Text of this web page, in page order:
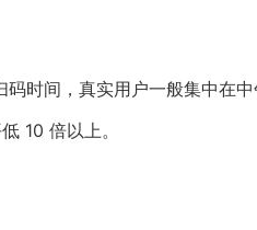
时间，真实用户一般集中在中
10 倍以上。